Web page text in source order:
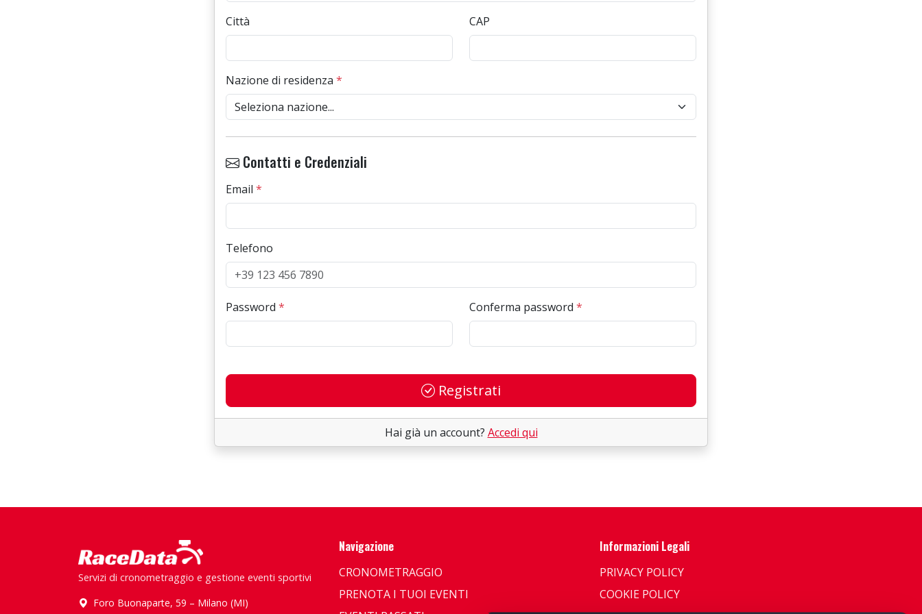
Città CAP
Nazione di residenza *
Contatti e Credenziali
Email *
Telefono
Password * Conferma password *
Registrati
Hai già un account? Accedi qui
Servizi di cronometraggio e gestione eventi sportivi
Foro Buonaparte, 59 – Milano (MI)
Navigazione
CRONOMETRAGGIO
PRENOTA I TUOI EVENTI
Informazioni Legali
PRIVACY POLICY
COOKIE POLICY